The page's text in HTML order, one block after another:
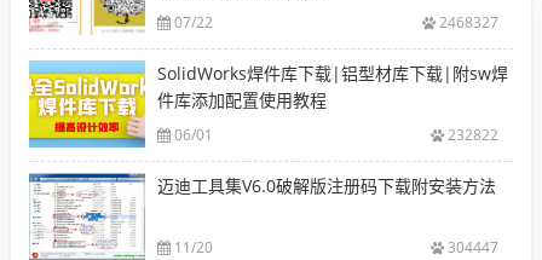
07/22 2468327
SolidWorks焊件库下载|铝型材库下载|附sw焊
件库添加配置使用教程
06/01 232822
迈迪工具集V6.0破解版注册码下载附安装方法
11/20 304447